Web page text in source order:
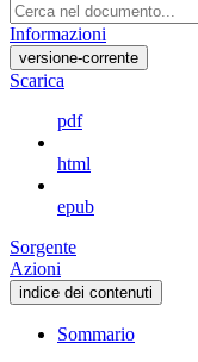
Informazioni
versione-corrente
Scarica
pdf
html
epub
Sorgente
Azioni
indice dei contenuti
Sommario